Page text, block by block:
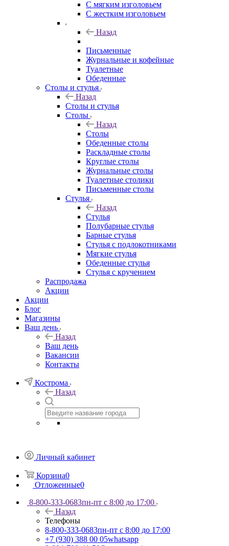
С мягким изголовьем
С жестким изголовьем
Назад
Письменные
Журнальные и кофейные
Туалетные
Обеденные
Столы и стулья
Назад
Столы и стулья
Столы
Назад
Столы
Обеденные столы
Раскладные столы
Круглые столы
Журнальные столы
Туалетные столики
Письменные столы
Стулья
Назад
Стулья
Полубарные стулья
Барные стулья
Стулья с подлокотниками
Мягкие стулья
Обеденные стулья
Стулья с кручением
Распродажа
Акции
Акции
Блог
Магазины
Ваш день
Назад
Ваш день
Вакансии
Контакты
Кострома
Назад
Личный кабинет
Корзина0
Отложенные0
8-800-333-0683пн-пт с 8:00 до 17:00
Назад
Телефоны
8-800-333-0683пн-пт с 8:00 до 17:00
+7 (930) 388 00 05whatsapp